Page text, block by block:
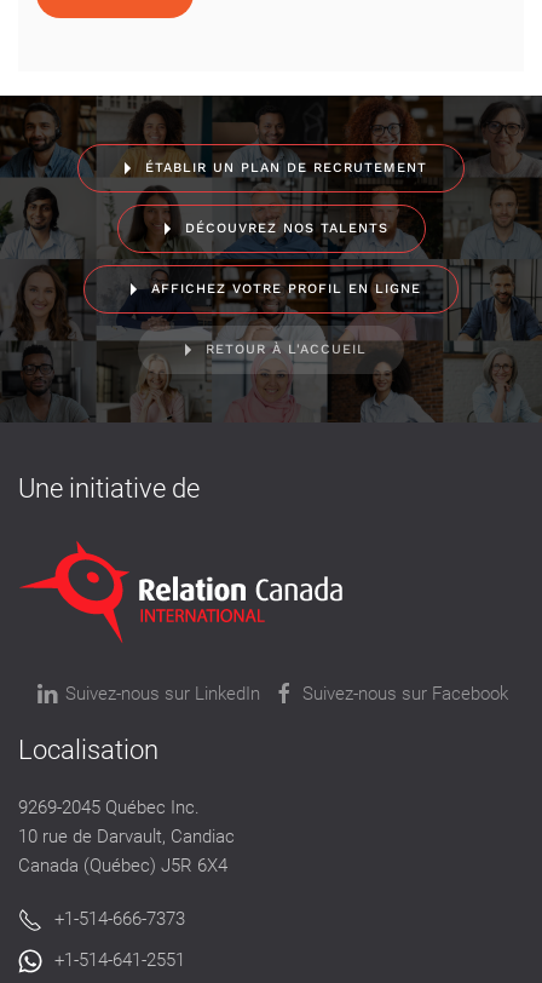
ÉTABLIR UN PLAN DE RECRUTEMENT
DÉCOUVREZ NOS TALENTS
AFFICHEZ VOTRE PROFIL EN LIGNE
RETOUR À L'ACCUEIL
Une initiative de
Suivez-nous sur LinkedIn Suivez-nous sur Facebook
Localisation
9269-2045 Québec Inc.
10 rue de Darvault, Candiac
Canada (Québec) J5R 6X4
+1-514-666-7373
+1-514-641-2551